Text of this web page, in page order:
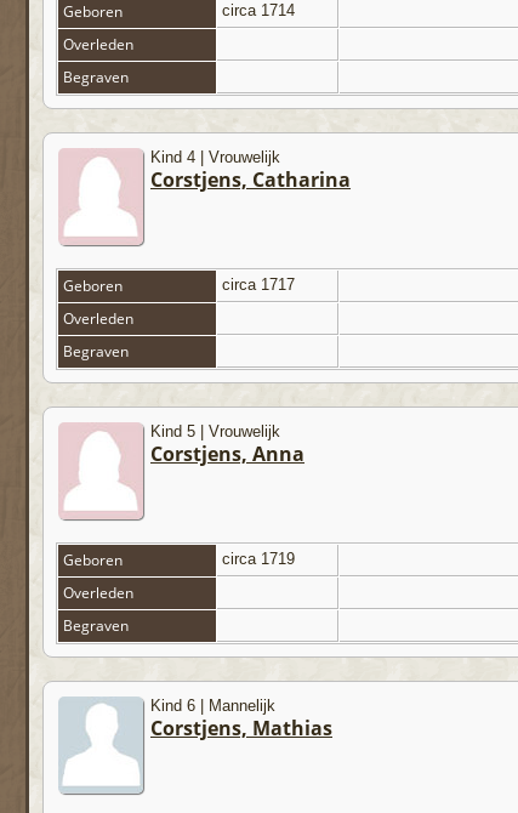
Geboren circa 1714
Overleden
Begraven
Kind 4 | Vrouwelijk
Corstjens, Catharina
Geboren circa 1717
Overleden
Begraven
Kind 5 | Vrouwelijk
Corstjens, Anna
Geboren circa 1719
Overleden
Begraven
Kind 6 | Mannelijk
Corstjens, Mathias